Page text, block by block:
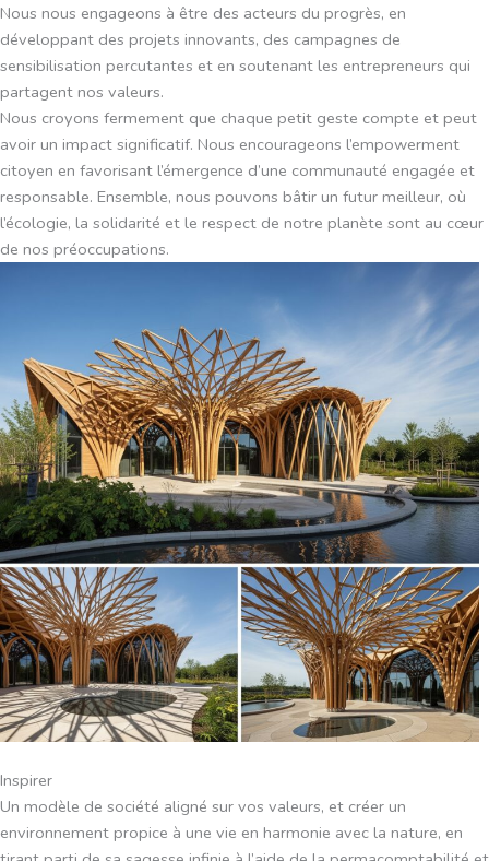
Nous nous engageons à être des acteurs du progrès, en
développant des projets innovants, des campagnes de
sensibilisation percutantes et en soutenant les entrepreneurs qui
partagent nos valeurs.
Nous croyons fermement que chaque petit geste compte et peut
avoir un impact significatif. Nous encourageons l’empowerment
citoyen en favorisant l’émergence d’une communauté engagée et
responsable. Ensemble, nous pouvons bâtir un futur meilleur, où
l’écologie, la solidarité et le respect de notre planète sont au cœur
de nos préoccupations.
Inspirer
Un modèle de société aligné sur vos valeurs, et créer un
environnement propice à une vie en harmonie avec la nature, en